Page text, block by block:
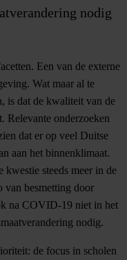
nodig
Een van de externe
Wat maar al te
is dat de kwaliteit van de
Relevante onderzoeken
dat er op veel Duitse
aan het binnenklimaat.
steeds meer in de
van besmetting door
na COVID-19 niet in het
nodig.
de focus in scholen